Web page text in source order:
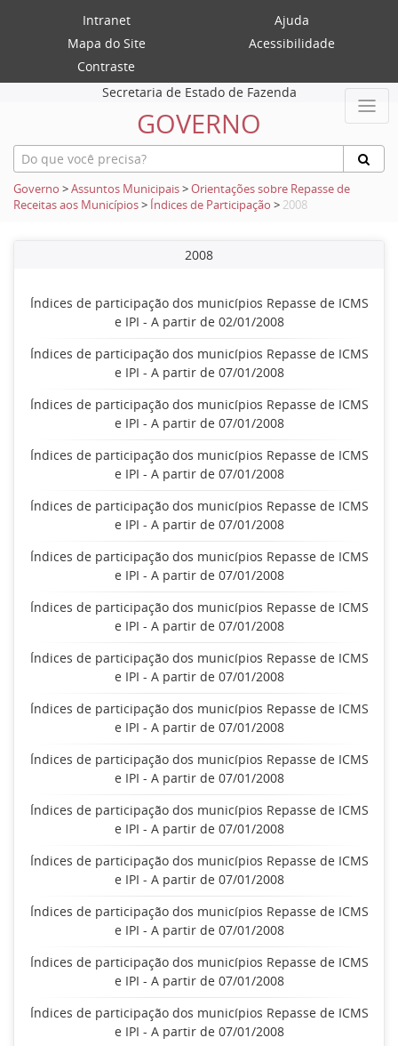
Intranet
Ajuda
Mapa do Site
Acessibilidade
Contraste
Secretaria de Estado de Fazenda
GOVERNO
Governo >Assuntos Municipais>Orientações sobre Repasse de
Receitas aos Municípios> Índices de Participação > 2008
2008
Índices de participação dos municípios Repasse de ICMS
e IPI - A partir de 02/01/2008
Índices de participação dos municípios Repasse de ICMS
e IPI - A partir de 07/01/2008
Índices de participação dos municípios Repasse de ICMS
e IPI - A partir de 07/01/2008
Índices de participação dos municípios Repasse de ICMS
e IPI - A partir de 07/01/2008
Índices de participação dos municípios Repasse de ICMS
e IPI - A partir de 07/01/2008
Índices de participação dos municípios Repasse de ICMS
e IPI - A partir de 07/01/2008
Índices de participação dos municípios Repasse de ICMS
e IPI - A partir de 07/01/2008
Índices de participação dos municípios Repasse de ICMS
e IPI - A partir de 07/01/2008
Índices de participação dos municípios Repasse de ICMS
e IPI - A partir de 07/01/2008
Índices de participação dos municípios Repasse de ICMS
e IPI - A partir de 07/01/2008
Índices de participação dos municípios Repasse de ICMS
e IPI - A partir de 07/01/2008
Índices de participação dos municípios Repasse de ICMS
e IPI - A partir de 07/01/2008
Índices de participação dos municípios Repasse de ICMS
e IPI - A partir de 07/01/2008
Índices de participação dos municípios Repasse de ICMS
e IPI - A partir de 07/01/2008
Índices de participação dos municípios Repasse de ICMS
e IPI - A partir de 07/01/2008